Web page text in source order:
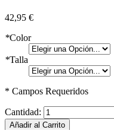
42,95 €
*Color
*Talla
* Campos Requeridos
Cantidad:
Añadir al Carrito